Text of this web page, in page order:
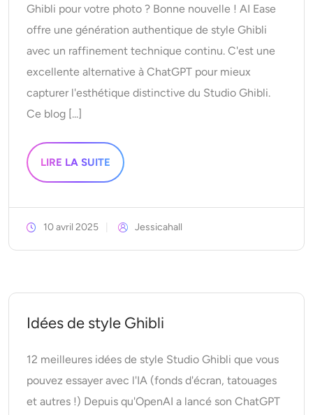
Changeur de coiffure
Changeur de vêtements
Bébé IA
Générateur de tirs à la tête Pro
Générateur de tirs à la tête IA
Effets vidéo
Amplificateur vidéo
Suppression de filigrane vidéo
Ghibli pour votre photo ? Bonne nouvelle ! AI Ease
offre une génération authentique de style Ghibli
avec un raffinement technique continu. C'est une
excellente alternative à ChatGPT pour mieux
capturer l'esthétique distinctive du Studio Ghibli.
Ce blog [...]
LIRE LA SUITE
10 avril 2025 Jessicahall
Idées de style Ghibli
12 meilleures idées de style Studio Ghibli que vous
pouvez essayer avec l'IA (fonds d'écran, tatouages
et autres !) Depuis qu'OpenAI a lancé son ChatGPT